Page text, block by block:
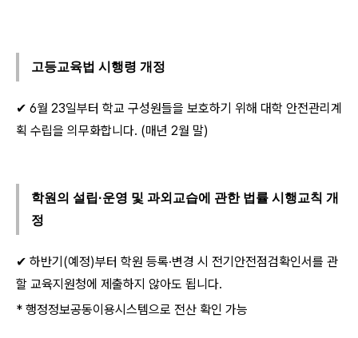
고등교육법 시행령 개정
✔ 6월 23일부터 학교 구성원들을 보호하기 위해 대학 안전관리계
획 수립을 의무화합니다. (매년 2월 말)
학원의 설립·운영 및 과외교습에 관한 법률 시행교칙 개
정
✔ 하반기(예정)부터 학원 등록·변경 시 전기안전점검확인서를 관
할 교육지원청에 제출하지 않아도 됩니다.
* 행정정보공동이용시스템으로 전산 확인 가능